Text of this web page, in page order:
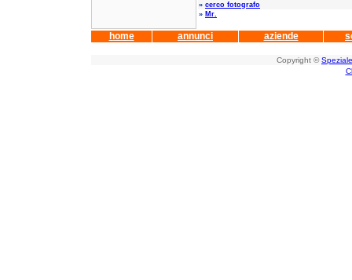
» cerco fotografo
» Mr.
home annunci aziende
Copyright ©